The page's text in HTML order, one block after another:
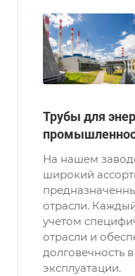
Трубы для
На нашем
широкий
отрасли.
учетом
отрасли и
долговечность
эксплуатации.